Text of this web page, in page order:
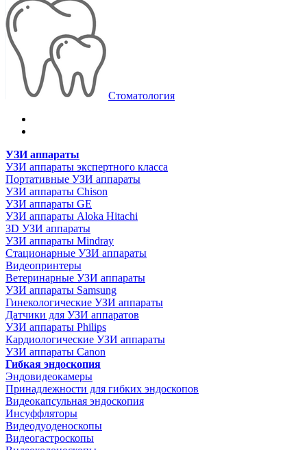
Стоматология
УЗИ аппараты
УЗИ аппараты экспертного класса
Портативные УЗИ аппараты
УЗИ аппараты Chison
УЗИ аппараты GE
УЗИ аппараты Aloka Hitachi
3D УЗИ аппараты
УЗИ аппараты Mindray
Стационарные УЗИ аппараты
Видеопринтеры
Ветеринарные УЗИ аппараты
УЗИ аппараты Samsung
Гинекологические УЗИ аппараты
Датчики для УЗИ аппаратов
УЗИ аппараты Philips
Кардиологические УЗИ аппараты
УЗИ аппараты Canon
Гибкая эндоскопия
Эндовидеокамеры
Принадлежности для гибких эндоскопов
Видеокапсульная эндоскопия
Инсуффляторы
Видеодуоденоскопы
Видеогастроскопы